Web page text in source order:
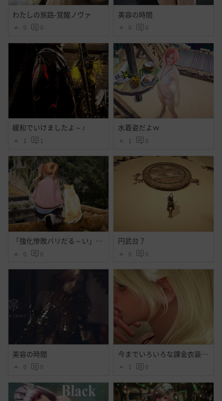
わたしの旅路-覚醒ノヴァ
0 0
美容の時間
0 0
緩和でいけましたよ～♪
1 1
水着姿だよｗ
1 0
「強化惨敗バリだる～い」「・・・」
0 0
円武台？
0 0
美容の時間
0 0
今までいろいろな課金衣装出てそれなりに好きだったけど今回程心奪われた衣装はなかったよ・・大好きだよシトラス・・ハイセンス過ぎるよ黒砂漠☝️ぃえーぃ！
1 0